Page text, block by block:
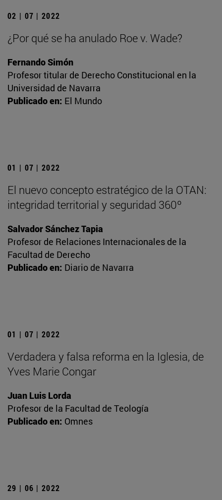
02 | 07 | 2022
¿Por qué se ha anulado Roe v. Wade?
Fernando Simón
Profesor titular de Derecho Constitucional en la
Universidad de Navarra
Publicado en: El Mundo
01 | 07 | 2022
El nuevo concepto estratégico de la OTAN:
integridad territorial y seguridad 360º
Salvador Sánchez Tapia
Profesor de Relaciones Internacionales de la
Facultad de Derecho
Publicado en: Diario de Navarra
01 | 07 | 2022
Verdadera y falsa reforma en la Iglesia, de
Yves Marie Congar
Juan Luis Lorda
Profesor de la Facultad de Teología
Publicado en: Omnes
29 | 06 | 2022